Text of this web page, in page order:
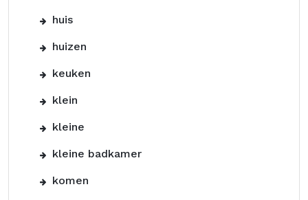
huis
huizen
keuken
klein
kleine
kleine badkamer
komen